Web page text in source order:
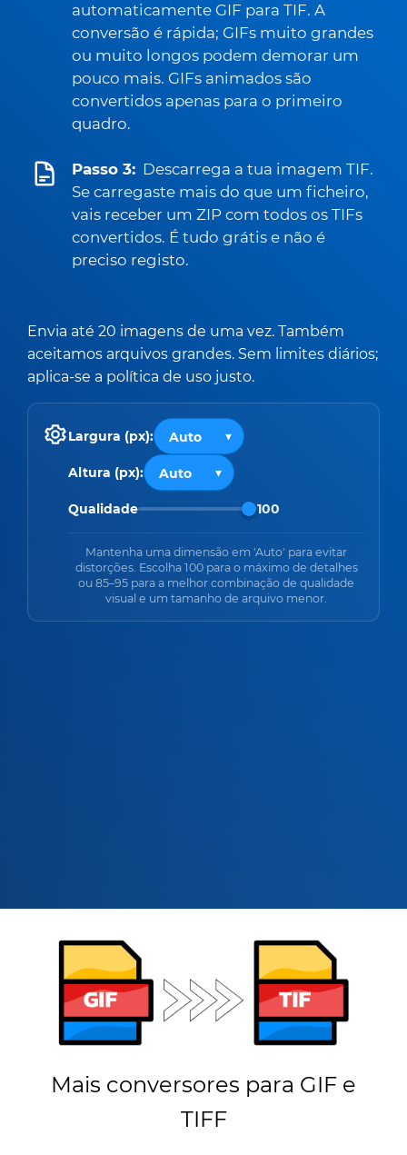
automaticamente GIF para TIF. A
conversão é rápida; GIFs muito grandes
ou muito longos podem demorar um
pouco mais. GIFs animados são
convertidos apenas para o primeiro
quadro.
Passo 3: Descarrega a tua imagem TIF.
Se carregaste mais do que um ficheiro,
vais receber um ZIP com todos os TIFs
convertidos. É tudo grátis e não é
preciso registo.
Envia até 20 imagens de uma vez. Também
aceitamos arquivos grandes. Sem limites diários;
aplica-se a política de uso justo.
Largura (px):
Altura (px):
Qualidade 100
Mantenha uma dimensão em 'Auto' para evitar
distorções. Escolha 100 para o máximo de detalhes
ou 85–95 para a melhor combinação de qualidade
visual e um tamanho de arquivo menor.
Mais conversores para GIF e
TIFF